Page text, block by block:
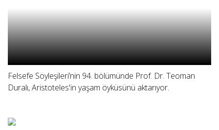
Felsefe Söyleşileri’nin 94. bölümünde Prof. Dr. Teoman
Duralı, Aristoteles'in yaşam öyküsünü aktarıyor.